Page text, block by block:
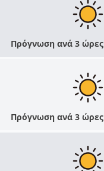
Πρόγνωση ανά 3 ώρες
Πρόγνωση ανά 3 ώρες